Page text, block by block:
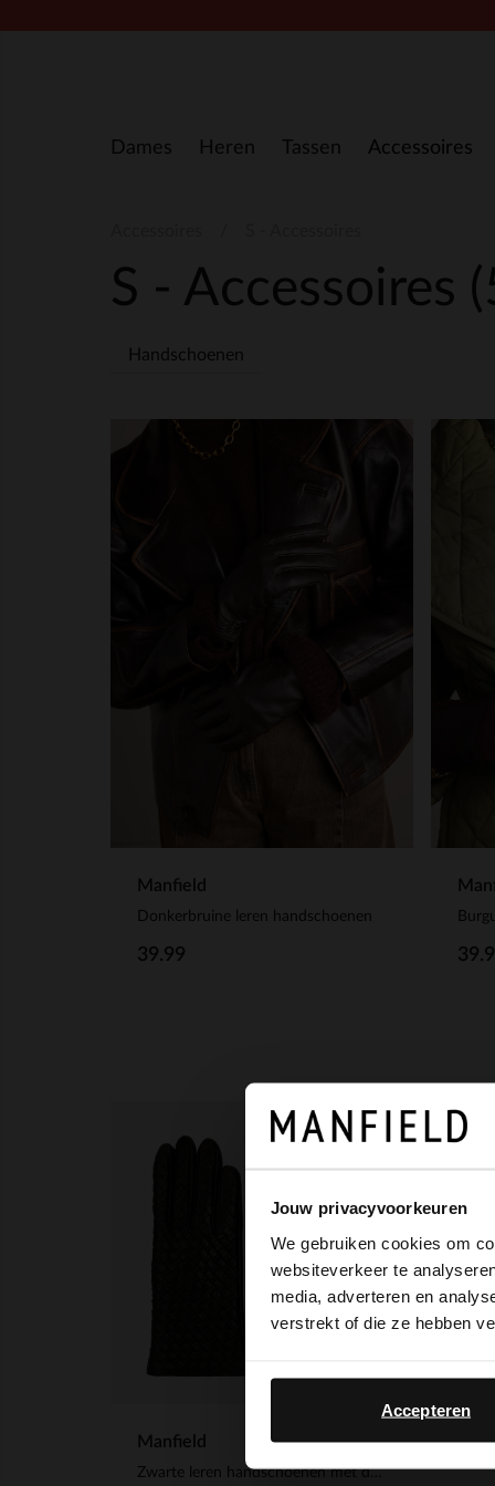
Jouw privacyvoorkeuren
We gebruiken cookies om
websiteverkeer te
media, adverteren en
verstrekt of die ze hebben
Accepteren
Dames Heren Tassen Accessoires
S - Accessoires
Handschoenen
Manfield
Donkerbruine leren handschoenen
39.99
Manfield
Zwarte leren handschoenen met details